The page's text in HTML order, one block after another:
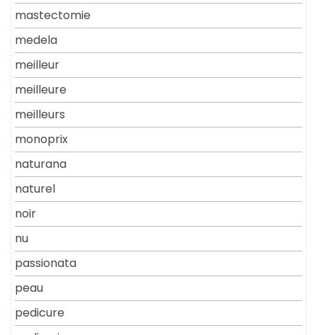
mastectomie
medela
meilleur
meilleure
meilleurs
monoprix
naturana
naturel
noir
nu
passionata
peau
pedicure